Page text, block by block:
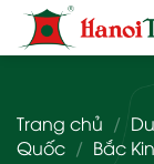
qua
nội
Trang chủ /
Quốc / Bắc